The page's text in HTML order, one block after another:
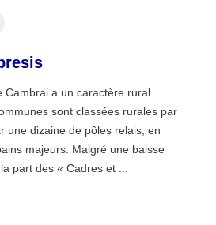
Cambrai a un caractère rural
sont classées rurales par
une dizaine de pôles relais, en
majeurs. Malgré une baisse
part des « Cadres et ...